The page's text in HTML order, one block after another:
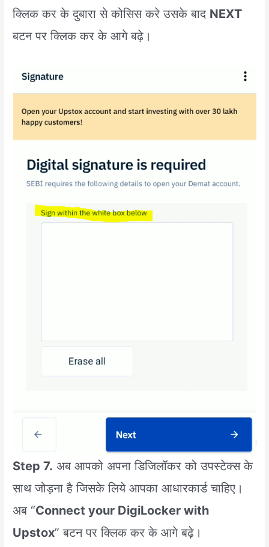
क्लिक कर के दुबारा से कोसिस करे उसके बाद NEXT
बटन पर क्लिक कर के आगे बढ़े।
Step 7. अब आपको अपना डिजिलॉकर को उपस्टेक्स के
साथ जोड़ना है जिसके लिये आपका आधारकार्ड चाहिए।
अब “Connect your DigiLocker with
Upstox” बटन पर क्लिक कर के आगे बढ़े।